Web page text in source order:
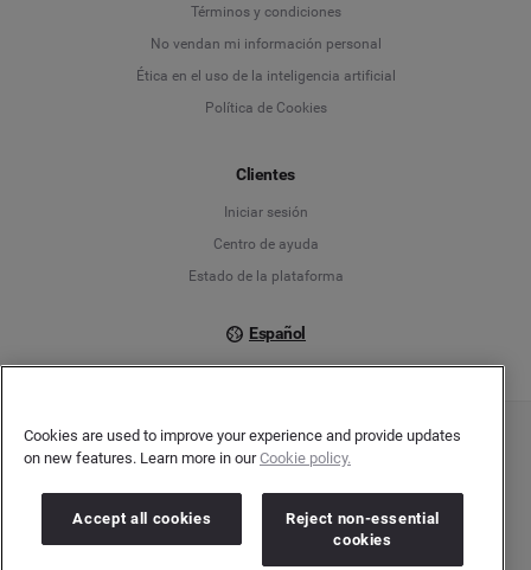
Términos y condiciones
No vendan mi información personal
Ética en el uso de la inteligencia artificial
Política de Cookies
Clientes
Iniciar sesión
Centro de ayuda
Estado de la plataforma
Español
Copyright © 2026 Brandwatch. Todos los derechos reservados. Cision Group Ltd, 7th
Floor, 5 Churchill Place, Canary Wharf, London, E14 5HU
Cookies are used to improve your experience and provide updates
on new features. Learn more in ourCookie policy.
Accept all cookies
Reject non-essential
cookies